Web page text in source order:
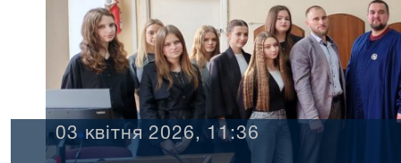
03 квітня 2026, 11:36